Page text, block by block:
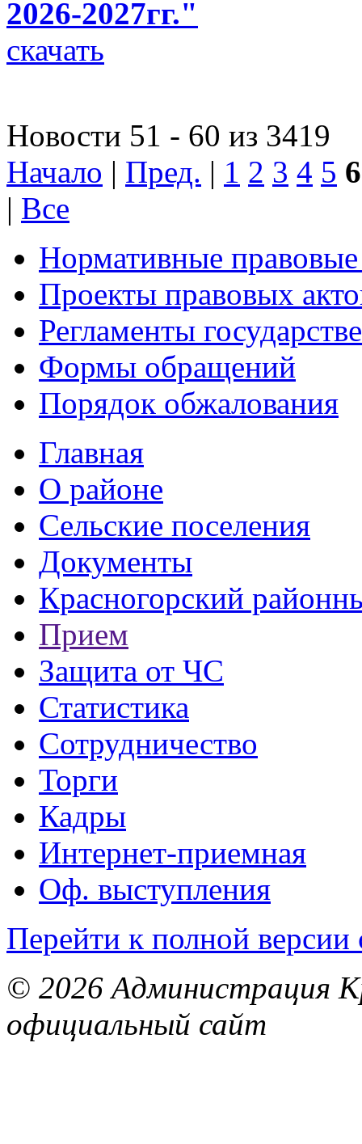
2026-2027гг."
скачать
Новости 51 - 60 из 3419
Начало | Пред. | 1 2 3 4 5 6
| Все
Нормативные
Проекты правовых
Регламенты
Формы обращений
Порядок обжалования
Главная
О районе
Сельские поселения
Документы
Красногорский
Прием
Защита от ЧС
Статистика
Сотрудничество
Торги
Кадры
Интернет-приемная
Оф. выступления
Перейти к полной версии
© 2026 Администрация
официальный сайт